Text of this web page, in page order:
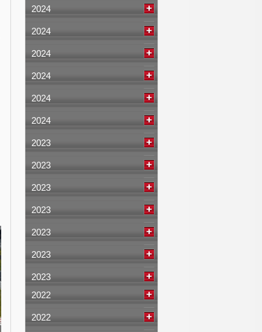
2024
2024
2024
2024
2024
2024
2023
2023
2023
2023
2023
2023
2023
2022
2022